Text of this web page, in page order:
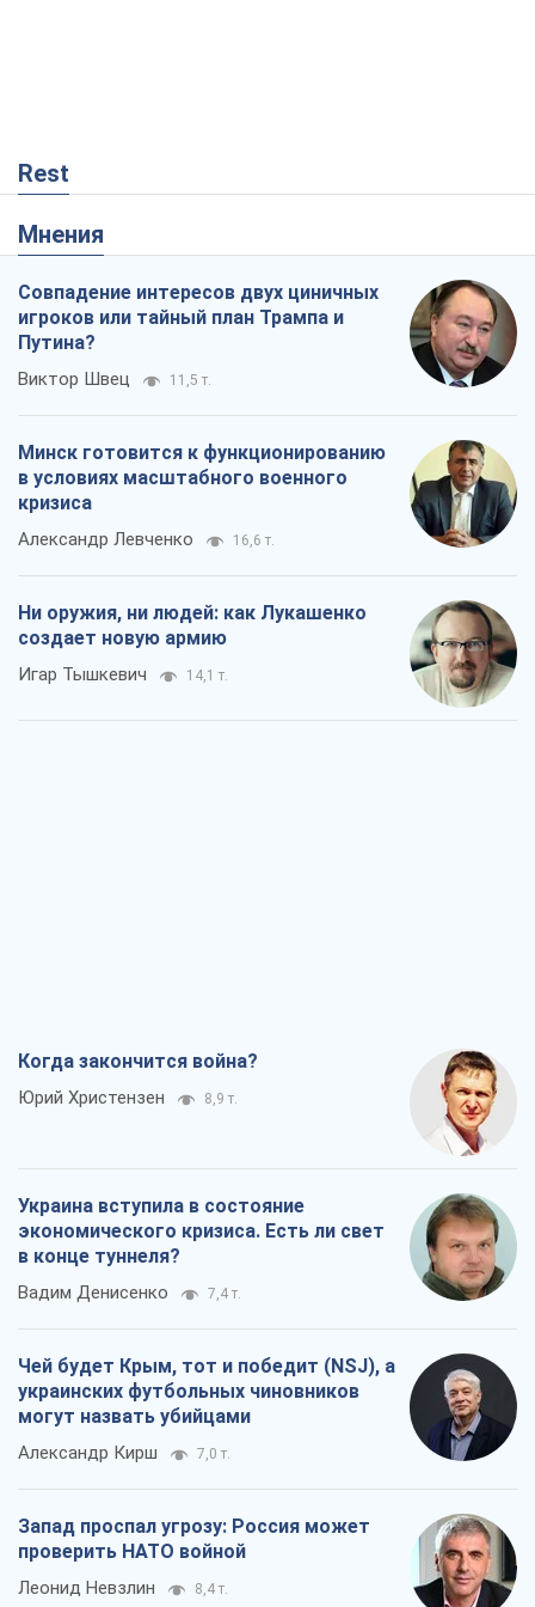
Rest
Мнения
Совпадение интересов двух циничных
игроков или тайный план Трампа и
Путина?
Виктор Швец 11,5 т.
Минск готовится к функционированию
в условиях масштабного военного
кризиса
Александр Левченко 16,6 т.
Ни оружия, ни людей: как Лукашенко
создает новую армию
Игар Тышкевич 14,1 т.
Когда закончится война?
Юрий Христензен 8,9 т.
Украина вступила в состояние
экономического кризиса. Есть ли свет
в конце туннеля?
Вадим Денисенко 7,4 т.
Чей будет Крым, тот и победит (NSJ), а
украинских футбольных чиновников
могут назвать убийцами
Александр Кирш 7,0 т.
Запад проспал угрозу: Россия может
проверить НАТО войной
Леонид Невзлин 8,4 т.